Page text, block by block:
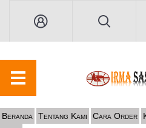
Beranda Tentang Kami Cara Order